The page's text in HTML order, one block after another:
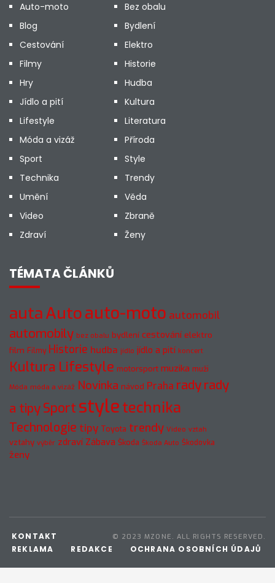
Auto-moto
Bez obalu
Blog
Bydlení
Cestování
Elektro
Filmy
Historie
Hry
Hudba
Jídlo a pití
Kultura
Lifestyle
Literatura
Móda a vizáž
Příroda
Sport
Style
Technika
Trendy
Umění
Věda
Video
Zbraně
Zdraví
Ženy
TÉMATA ČLÁNKŮ
autaAutoauto-moto automobil
automobily bez obalu bydlení cestování elektro
film Filmy Historie hudba jídlo jídlo a pití koncert
Kultura Lifestyle motorsport muzika muži
Móda móda a vizáž Novinka návod Praha radyrady
a tipySport styletechnika
Technologie tipy Toyota trendy Video vztah
vztahy výběr zdraví Zábava Škoda Škoda Auto Škodovka
ženy
© 2023 MZONE. ALL RIGHTS RESERVED.
KONTAKT
REKLAMA
REDAKCE OCHRANA OSOBNÍCH ÚDAJŮ